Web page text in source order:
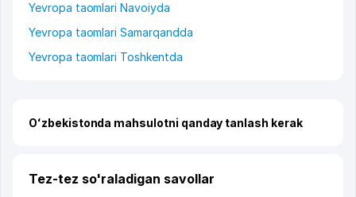
Yevropa taomlari Navoiyda
Yevropa taomlari Samarqandda
Yevropa taomlari Toshkentda
Oʻzbekistonda mahsulotni qanday tanlash kerak
Tez-tez so'raladigan savollar